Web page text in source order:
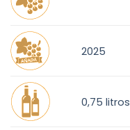
2025
0,75 litros